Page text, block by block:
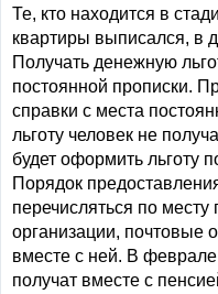
Те, кто находится в
квартиры выписался, в
Получать денежную
постоянной прописки.
справки с места
льготу человек не
будет оформить льготу
Порядок
перечисляться по
организации, почтовые
вместе с ней. В
получат вместе с